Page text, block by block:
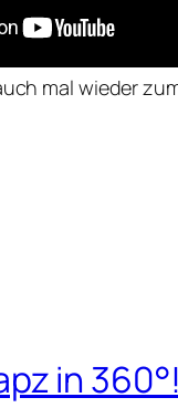
mal wieder
in 360°!